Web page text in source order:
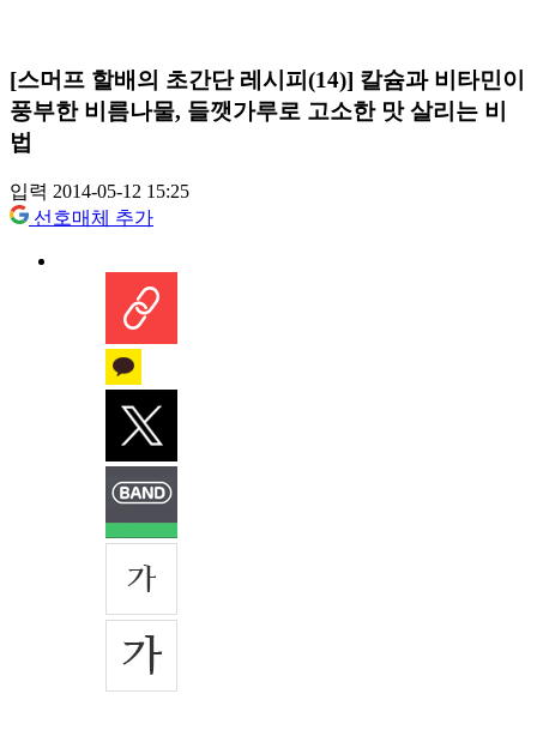
[스머프 할배의 초간단 레시피(14)] 칼슘과 비타민이
풍부한 비름나물, 들깻가루로 고소한 맛 살리는 비
법
입력 2014-05-12 15:25
선호매체 추가